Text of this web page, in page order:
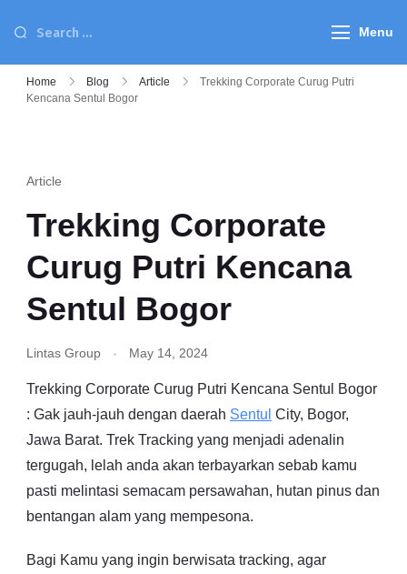
Menu
Home Blog Article
Trekking Corporate Curug Putri
Kencana Sentul Bogor
Article
Trekking Corporate
Curug Putri Kencana
Sentul Bogor
Lintas Group May 14, 2024
Trekking Corporate Curug Putri Kencana Sentul Bogor
: Gak jauh-jauh dengan daerah Sentul City, Bogor,
Jawa Barat. Trek Tracking yang menjadi adenalin
tergugah, lelah anda akan terbayarkan sebab kamu
pasti melintasi semacam persawahan, hutan pinus dan
bentangan alam yang mempesona.
Bagi Kamu yang ingin berwisata tracking, agar